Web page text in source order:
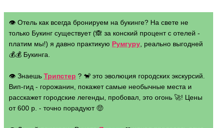
👁 Отель как всегда бронируем на букинге? На свете не
только Букинг существует (🙈 за конский процент с отелей -
платим мы!) я давно практикую Румгуру , реально выгодней
💰💰 Букинга.
👁 Знаешь Трипстер ? 🐒 это эволюция городских экскурсий.
Вип-гид - горожанин, покажет самые необычные места и
расскажет городские легенды, пробовал, это огонь 🚀! Цены
от 600 р. - точно порадуют 🤑